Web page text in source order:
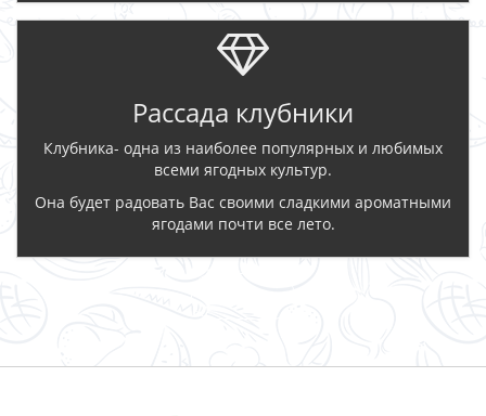
Рассада клубники
Клубника- одна из наиболее популярных и любимых
всеми ягодных культур.
Она будет радовать Вас своими сладкими ароматными
ягодами почти все лето.